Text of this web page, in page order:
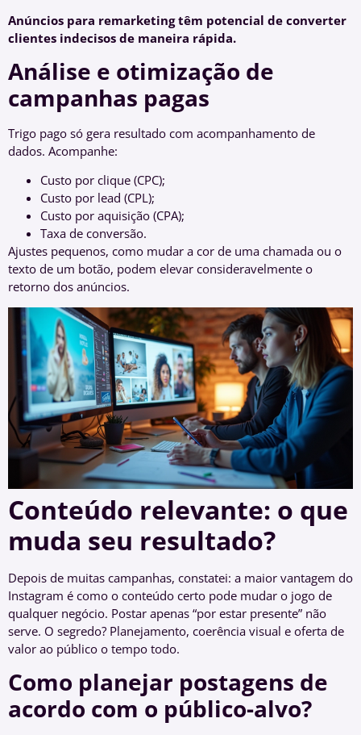
Anúncios para remarketing têm potencial de converter
clientes indecisos de maneira rápida.
Análise e otimização de
campanhas pagas
Trigo pago só gera resultado com acompanhamento de
dados. Acompanhe:
Custo por clique (CPC);
Custo por lead (CPL);
Custo por aquisição (CPA);
Taxa de conversão.
Ajustes pequenos, como mudar a cor de uma chamada ou o
texto de um botão, podem elevar consideravelmente o
retorno dos anúncios.
Conteúdo relevante: o que
muda seu resultado?
Depois de muitas campanhas, constatei: a maior vantagem do
Instagram é como o conteúdo certo pode mudar o jogo de
qualquer negócio. Postar apenas “por estar presente” não
serve. O segredo? Planejamento, coerência visual e oferta de
valor ao público o tempo todo.
Como planejar postagens de
acordo com o público-alvo?